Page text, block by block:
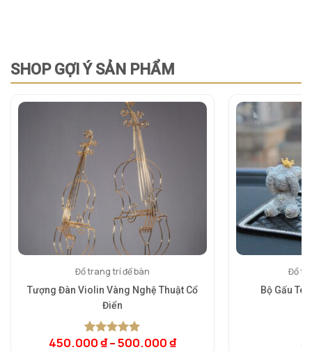
SHOP GỢI Ý SẢN PHẨM
Đồ trang trí để bàn
Tượng Đàn Violin Vàng Nghệ Thuật Cổ
Điển
5.00trên 5
1
450.000₫–500.000₫
Đồ
Bộ Gấu